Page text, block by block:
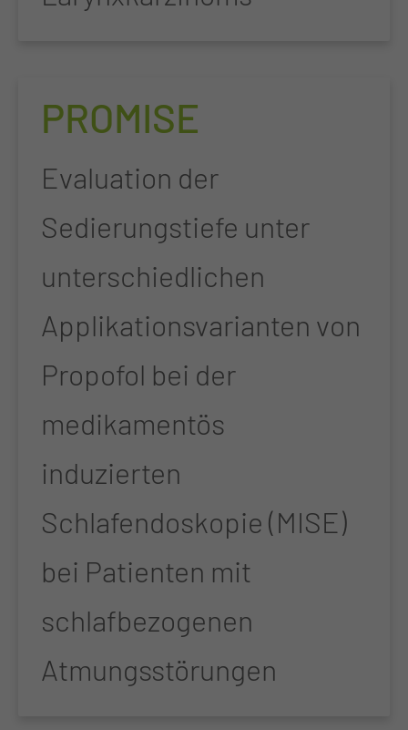
PROMISE
Evaluation der
Sedierungstiefe unter
unterschiedlichen
Applikationsvarianten von
Propofol bei der
medikamentös
induzierten
Schlafendoskopie (MISE)
bei Patienten mit
schlafbezogenen
Atmungsstörungen